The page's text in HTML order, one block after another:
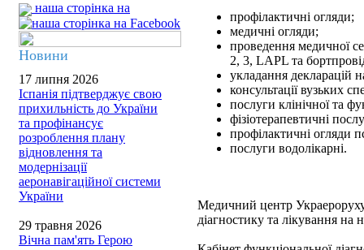
наша сторінка на
Новини
17 липня 2026
Іспанія підтверджує свою
прихильність до України
та профінансує
розроблення плану
відновлення та
модернізації
аеронавігаційної системи
України
29 травня 2026
Вічна пам'ять Герою
профілактичні огляди;
медичні огляди;
проведення медичної
2, 3, LAPL та
укладання декларацій
консультації вузьких
послуги клінічної та
фізіотерапевтичні
профілактичні огляди
послуги водолікарні.
Медичний центр
діагностику та лікування на